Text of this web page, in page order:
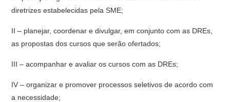
diretrizes estabelecidas pela SME;
II – planejar, coordenar e divulgar, em conjunto com as DREs,
as propostas dos cursos que serão ofertados;
III – acompanhar e avaliar os cursos com as DREs;
IV – organizar e promover processos seletivos de acordo com
a necessidade;